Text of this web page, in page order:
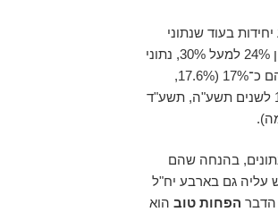
בעוד שנתוני
הלמ"ס נעים בין 24% למעל 30%, נתוני
משרד החינוך הם כ־17% (17.6%,
16.8% ו־16.4% לשנים תשע"ה, תשע"ד
בהנחה שהם
עליה גם בארבע יח"ל
הפחות טוב הוא